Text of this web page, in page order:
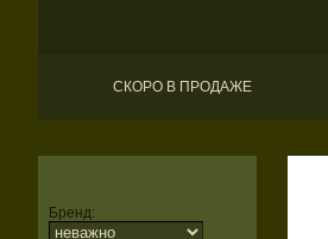
СКОРО В ПРОДАЖЕ
Бренд: